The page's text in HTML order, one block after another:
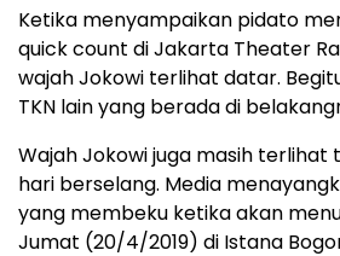
Ketika menyampaikan pidato
quick count di Jakarta Theater
wajah Jokowi terlihat datar.
TKN lain yang berada di
Wajah Jokowi juga masih terlihat
hari berselang. Media
yang membeku ketika akan
Jumat (20/4/2019) di Istana